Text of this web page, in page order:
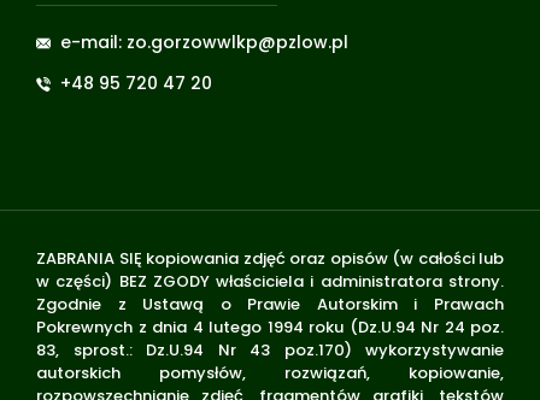
e-mail: zo.gorzowwlkp@pzlow.pl
+48 95 720 47 20
ZABRANIA SIĘ kopiowania zdjęć oraz opisów (w całości lub
w części) BEZ ZGODY właściciela i administratora strony.
Zgodnie z Ustawą o Prawie Autorskim i Prawach
Pokrewnych z dnia 4 lutego 1994 roku (Dz.U.94 Nr 24 poz.
83, sprost.: Dz.U.94 Nr 43 poz.170) wykorzystywanie
autorskich pomysłów, rozwiązań, kopiowanie,